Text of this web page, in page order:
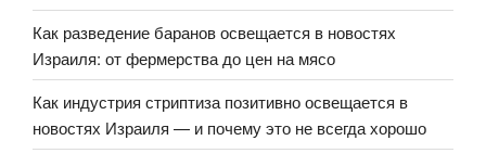
Как разведение баранов освещается в новостях
Израиля: от фермерства до цен на мясо
Как индустрия стриптиза позитивно освещается в
новостях Израиля — и почему это не всегда хорошо